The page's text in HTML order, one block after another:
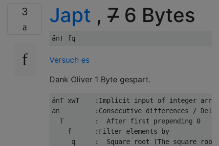
3 Japt , 7 6 Bytes
Versuch es
Dank Oliver 1 Byte gespart.
änT xwT    :Implicit input of integer
än         :Consecutive differences /
  T        :  After first prepending 0
    f      :Filter elements by
q     :  Square root (The square